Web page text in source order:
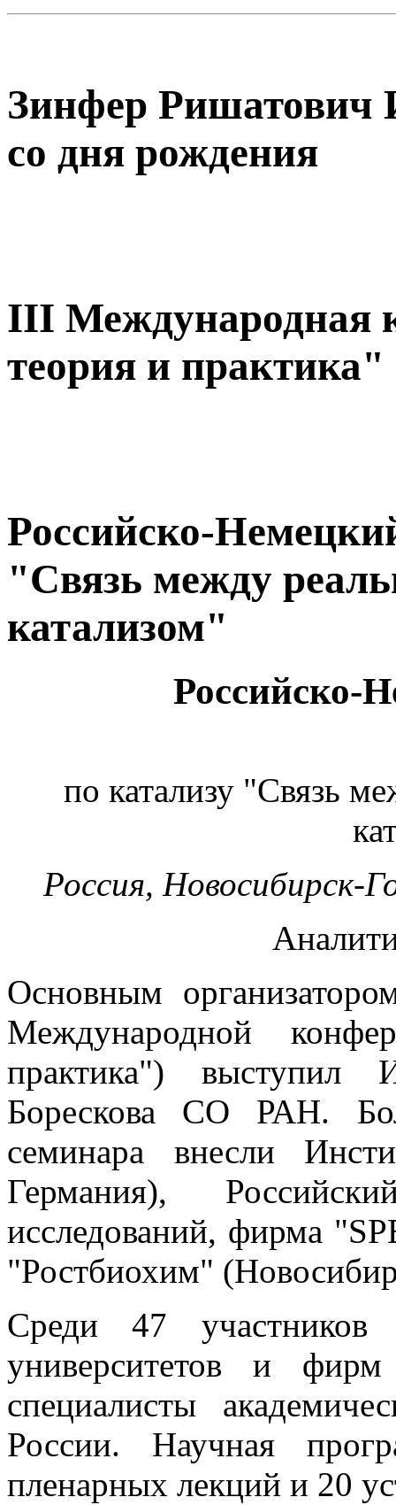
Зинфер Ришатович
со дня рождения
III Международная
теория и практика"
Российско-
"Связь между
катализом"
Российско-
по катализу "Связь
Россия, Новосибирск-
Основным
Международной
практика") выступил
Борескова СО РАН.
семинара внесли
Германия),
исследований, фирма
"Ростбиохим"
Среди 47
университетов и
специалисты
России. Научная
пленарных лекций и 20